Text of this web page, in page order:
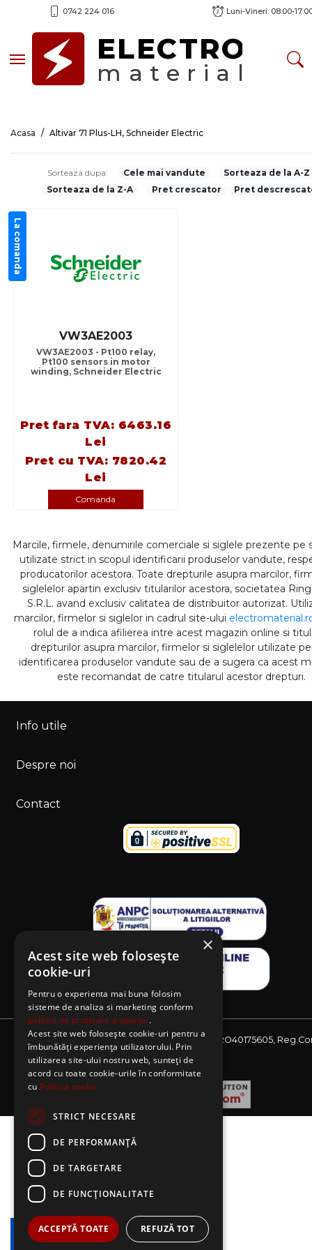
0742 224 016 Luni-Vineri: 08:00-
Toggle navigationELECTRO
material
Acasa Altivar 71 Plus-LH, Schneider Electric
Sorteaza dupa: Cele mai vandute
Sorteaza de la A-Z
Sorteaza de la Z-A
Pret crescator Pret
La comanda
VW3AE2003
VW3AE2003 - Pt100 relay,
Pt100 sensors in motor
winding, Schneider Electric
Pret fara TVA: 6463.16
Lei
Pret cu TVA: 7820.42
Lei
Comanda
Marcile, firmele, denumirile comerciale si siglele prezente pe
utilizate strict in scopul identificarii produselor vandute,
producatorilor acestora. Toate drepturile asupra marcilor,
siglelelor apartin exclusiv titularilor acestora, societatea
S.R.L. avand exclusiv calitatea de distribuitor autorizat.
marcilor, firmelor si siglelor in cadrul site-ului
rolul de a indica afilierea intre acest magazin online si
drepturilor asupra marcilor, firmelor si siglelelor utilizate
identificarea produselor vandute sau de a sugera ca acest
este recomandat de catre titularul acestor drepturi.
Info utile
Despre noi
Contact
Website detinut de AE Sagres SRL, CIF: RO40175605,
J08/2727/2018
×
Acest site web folosește
cookie-uri
Pentru o experienta mai buna folosim
sisteme de analiza si marketing conform
politicii de protejare a datelor.
Acest site web folosește cookie-uri pentru a
îmbunătăți experiența utilizatorului. Prin
utilizarea site-ului nostru web, sunteți de
acord cu toate cookie-urile în conformitate
cu Politica cookie
STRICT NECESARE
DE PERFORMANȚĂ
DE TARGETARE
DE FUNCŢIONALITATE
ACCEPTĂ TOATE REFUZĂ TOT